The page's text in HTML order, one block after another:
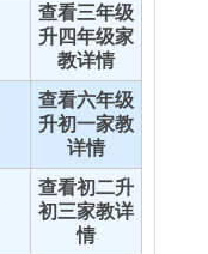
查看三年级
升四年级家
教详情
查看六年级
升初一家教
详情
查看初二升
初三家教详
情